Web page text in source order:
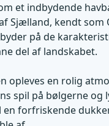
et indbydende
Sjælland, kendt som
på de
del af landskabet.
opleves en rolig
spil på bølgerne og
en forfriskende